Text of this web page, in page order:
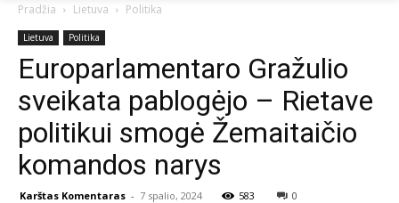
Pradžia Lietuva Politika
Lietuva Politika
Europarlamentaro Gražulio
sveikata pablogėjo – Rietave
politikui smogė Žemaitaičio
komandos narys
Karštas Komentaras - 7 spalio, 2024 583 0